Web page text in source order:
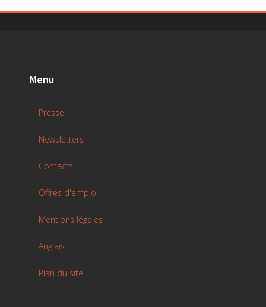
Menu
Presse
Newsletters
Contacts
Offres d'emploi
Mentions légales
Anglais
Plan du site